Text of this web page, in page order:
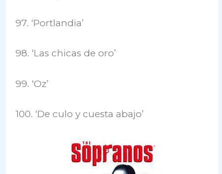
97. ‘Portlandia’
98. ‘Las chicas de oro’
99. ‘Oz’
100. ‘De culo y cuesta abajo’